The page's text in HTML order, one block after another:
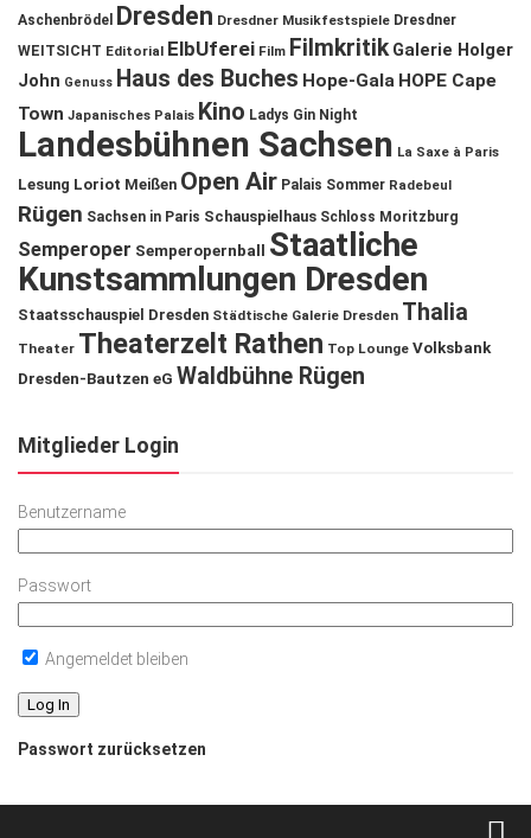
Aschenbrödel
Dresden Dresdner Musikfestspiele Dresdner
WEITSICHT Editorial ElbUferei Film Filmkritik Galerie Holger
John Genuss Haus des Buches Hope-Gala HOPE Cape
Town Japanisches Palais Kino Ladys Gin Night
Landesbühnen Sachsen La Saxe à Paris
Lesung Loriot Meißen Open Air Palais Sommer Radebeul
Rügen Sachsen in Paris Schauspielhaus Schloss Moritzburg
Semperoper Semperopernball
Staatliche
Kunstsammlungen Dresden
Staatsschauspiel Dresden Städtische Galerie Dresden Thalia
Theater Theaterzelt Rathen Top Lounge Volksbank
Dresden-Bautzen eG Waldbühne Rügen
Mitglieder Login
Benutzername
Passwort
Angemeldet bleiben
Passwort zurücksetzen